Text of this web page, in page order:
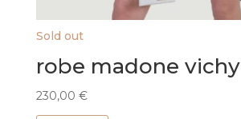
Sold out
robe madone vichy
230,00 €